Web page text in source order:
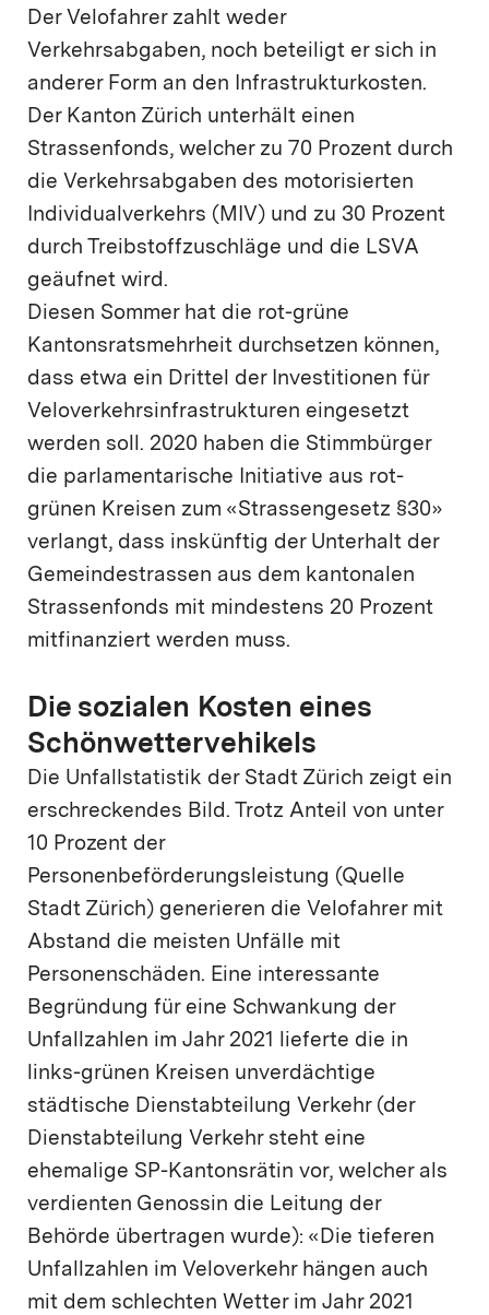
Der Velofahrer zahlt weder
Verkehrsabgaben, noch beteiligt er sich in
anderer Form an den Infrastrukturkosten.
Der Kanton Zürich unterhält einen
Strassenfonds, welcher zu 70 Prozent durch
die Verkehrsabgaben des motorisierten
Individualverkehrs (MIV) und zu 30 Prozent
durch Treibstoffzuschläge und die LSVA
geäufnet wird.
Diesen Sommer hat die rot-grüne
Kantonsratsmehrheit durchsetzen können,
dass etwa ein Drittel der Investitionen für
Veloverkehrsinfrastrukturen eingesetzt
werden soll. 2020 haben die Stimmbürger
die parlamentarische Initiative aus rot-
grünen Kreisen zum «Strassengesetz §30»
verlangt, dass inskünftig der Unterhalt der
Gemeindestrassen aus dem kantonalen
Strassenfonds mit mindestens 20 Prozent
mitfinanziert werden muss.
Die sozialen Kosten eines
Schönwettervehikels
Die Unfallstatistik der Stadt Zürich zeigt ein
erschreckendes Bild. Trotz Anteil von unter
10 Prozent der
Personenbeförderungsleistung (Quelle
Stadt Zürich) generieren die Velofahrer mit
Abstand die meisten Unfälle mit
Personenschäden. Eine interessante
Begründung für eine Schwankung der
Unfallzahlen im Jahr 2021 lieferte die in
links-grünen Kreisen unverdächtige
städtische Dienstabteilung Verkehr (der
Dienstabteilung Verkehr steht eine
ehemalige SP-Kantonsrätin vor, welcher als
verdienten Genossin die Leitung der
Behörde übertragen wurde): «Die tieferen
Unfallzahlen im Veloverkehr hängen auch
mit dem schlechten Wetter im Jahr 2021